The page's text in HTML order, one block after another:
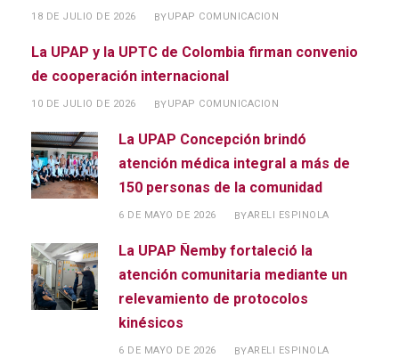
18 DE JULIO DE 2026 BYUPAP COMUNICACION
La UPAP y la UPTC de Colombia firman convenio
de cooperación internacional
10 DE JULIO DE 2026 BYUPAP COMUNICACION
La UPAP Concepción brindó
atención médica integral a más de
150 personas de la comunidad
6 DE MAYO DE 2026 BYARELI ESPINOLA
La UPAP Ñemby fortaleció la
atención comunitaria mediante un
relevamiento de protocolos
kinésicos
6 DE MAYO DE 2026 BYARELI ESPINOLA